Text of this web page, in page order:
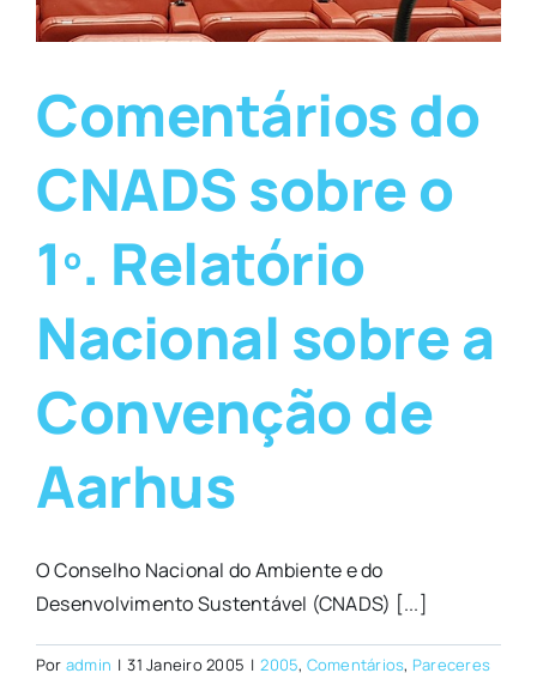
Comentários do
CNADS sobre o
1º. Relatório
Nacional sobre a
Convenção de
Aarhus
O Conselho Nacional do Ambiente e do
Desenvolvimento Sustentável (CNADS) [...]
Por admin | 31 Janeiro 2005 | 2005, Comentários, Pareceres